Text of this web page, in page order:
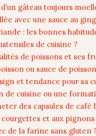
gâteau toujours
avec une sauce au
: les bonnes
de cuisine ?
de poissons et ses
ou sauce de
et tendance pour sa
de cuisine ou une
des capsules de
et aux pignons
de la farine sans gluten ?